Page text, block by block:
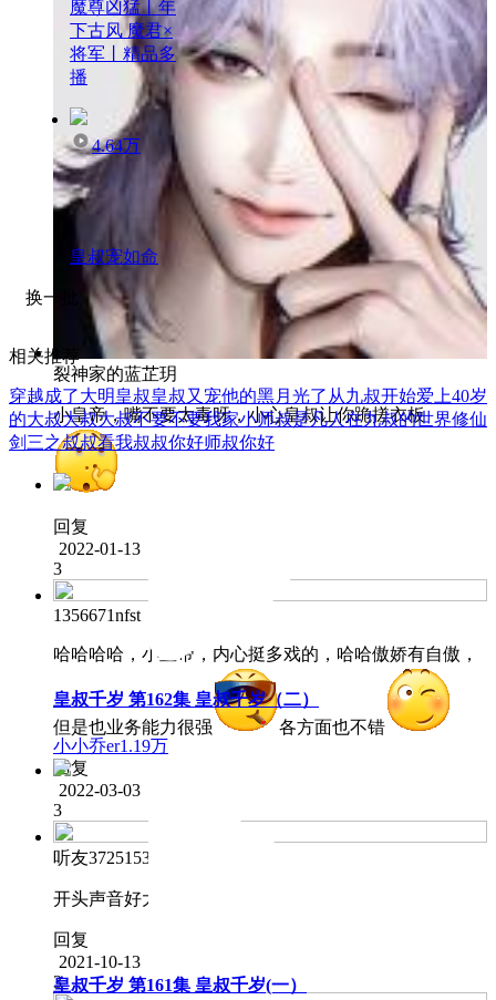
裂神家的蓝芷玥
小皇帝，嘴不要太毒呀，小心皇叔让你跪搓衣板
回复
2022-01-13
3
1356671nfst
哈哈哈哈，小皇帝，内心挺多戏的，哈哈傲娇有自傲，
但是也业务能力很强 各方面也不错
回复
2022-03-03
3
听友372515304
开头声音好大…
回复
2021-10-13
3
魔尊凶猛丨年
下古风 魔君×
将军丨精品多
播
4.64万
皇叔宠如命
换一批
相关推荐
穿越成了大明皇叔皇叔又宠他的黑月光了 从九叔开始爱上40岁
的大叔大叔大叔不要不要我家小师叔是凡人在九叔的世界修仙
剑三之叔叔看我叔叔你好师叔你好
皇叔千岁 第162集 皇叔千岁（二）
小小乔er1.19万
皇叔千岁 第161集 皇叔千岁(一）